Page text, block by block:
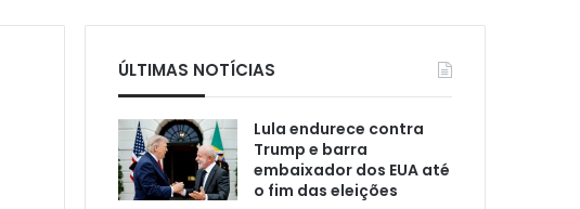
ÚLTIMAS NOTÍCIAS
Lula endurece contra
Trump e barra
embaixador dos EUA até
o fim das eleições